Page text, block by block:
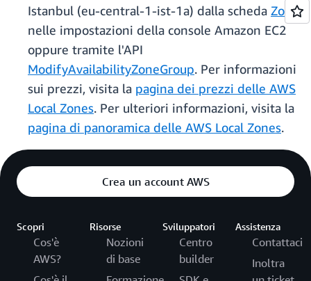
Istanbul (eu-central-1-ist-1a) dalla scheda Zone
nelle impostazioni della console Amazon EC2
oppure tramite l'API
ModifyAvailabilityZoneGroup. Per informazioni
sui prezzi, visita la pagina dei prezzi delle AWS
Local Zones. Per ulteriori informazioni, visita la
pagina di panoramica delle AWS Local Zones.
Crea un account AWS
Scopri
Cos'è
AWS?
Risorse
Nozioni
di base
Sviluppatori
Centro
builder
Assistenza
Contattaci
Inoltra